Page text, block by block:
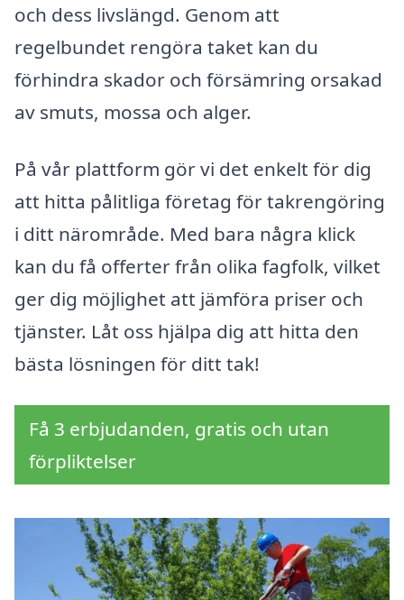
och dess livslängd. Genom att
regelbundet rengöra taket kan du
förhindra skador och försämring orsakad
av smuts, mossa och alger.
På vår plattform gör vi det enkelt för dig
att hitta pålitliga företag för takrengöring
i ditt närområde. Med bara några klick
kan du få offerter från olika fagfolk, vilket
ger dig möjlighet att jämföra priser och
tjänster. Låt oss hjälpa dig att hitta den
bästa lösningen för ditt tak!
Få 3 erbjudanden, gratis och utan
förpliktelser